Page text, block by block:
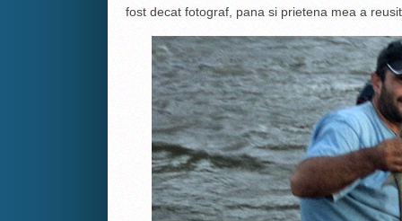
fost decat fotograf, pana si prietena mea a